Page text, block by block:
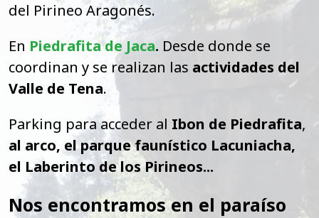
del Pirineo Aragonés.
En Piedrafita de Jaca. Desde donde se
coordinan y se realizan las actividades del
Valle de Tena.
Parking para acceder al Ibon de Piedrafita,
al arco, el parque faunístico Lacuniacha,
el Laberinto de los Pirineos...
Nos encontramos en el paraíso